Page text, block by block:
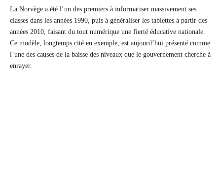
La Norvège a été l’un des premiers à informatiser massivement ses
classes dans les années 1990, puis à généraliser les tablettes à partir des
années 2010, faisant du tout numérique une fierté éducative nationale.
Ce modèle, longtemps cité en exemple, est aujourd’hui présenté comme
l’une des causes de la baisse des niveaux que le gouvernement cherche à
enrayer.